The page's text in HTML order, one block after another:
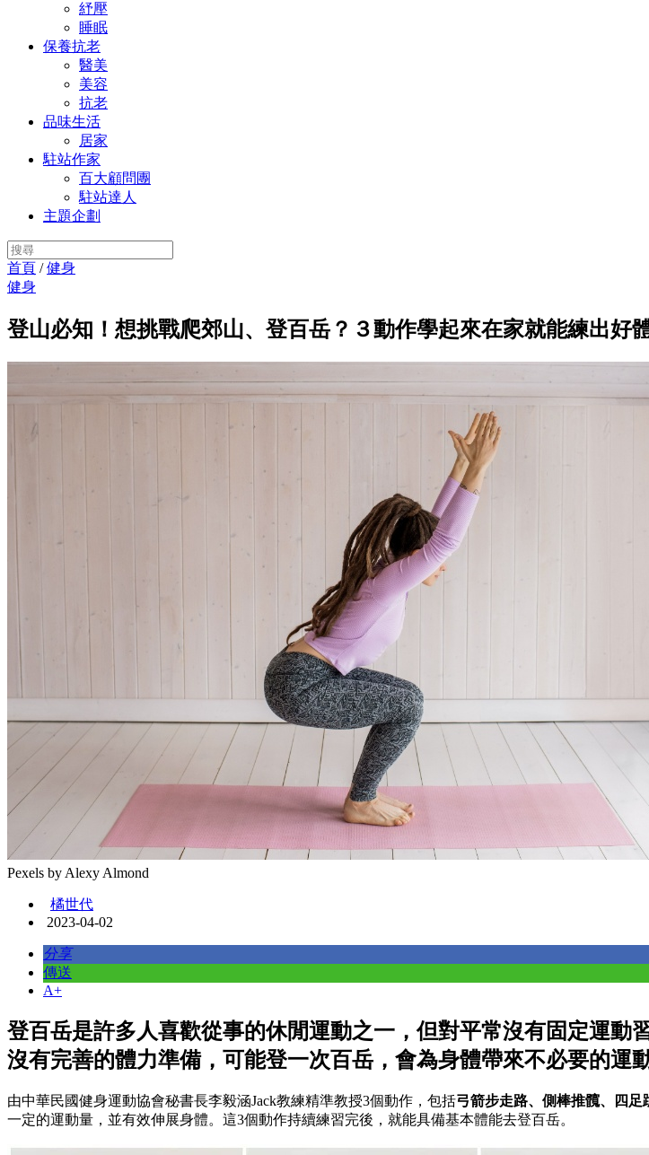
紓壓
睡眠
保養抗老
醫美
美容
抗老
品味生活
居家
駐站作家
百大顧問團
駐站達人
主題企劃
首頁 /健身
健身
登山必知！想挑戰爬郊山、登百岳？３動作學起來在家就能練出好
Pexels by Alexy Almond
橘世代
2023-04-02
分享
傳送
A+
登百岳是許多人喜歡從事的休閒運動之一，但對平常沒有固定運動
沒有完善的體力準備，可能登一次百岳，會為身體帶來不必要的運動
由中華民國健身運動協會秘書長李毅涵Jack教練精準教授3個動作，包括弓箭步走路、側棒推髖、四足
一定的運動量，並有效伸展身體。這3個動作持續練習完後，就能具備基本體能去登百岳。